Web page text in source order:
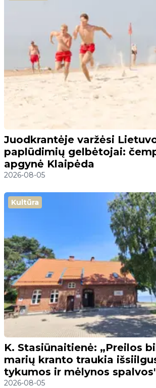
Juodkrantėje varžėsi
paplūdimių gelbėtojai:
apgynė Klaipėda
2026-08-05
Kultūra
K. Stasiūnaitienė: „Preilos
marių kranto traukia
tykumos ir mėlynos
2026-08-05